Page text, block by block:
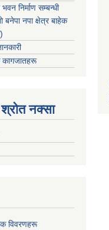
निर्माण सम्बन्धी
बनेपा नपा क्षेत्र बाहेक
नक्सा
विवरणहरू